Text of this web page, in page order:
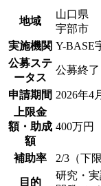
地域
山口県
宇部市
実施機関 Y-BASE
公募ステ
ータス
公募終了
申請期間 2026年4
上限金
額・助成
額
400万円
補助率 2/3（下
目的
研究・